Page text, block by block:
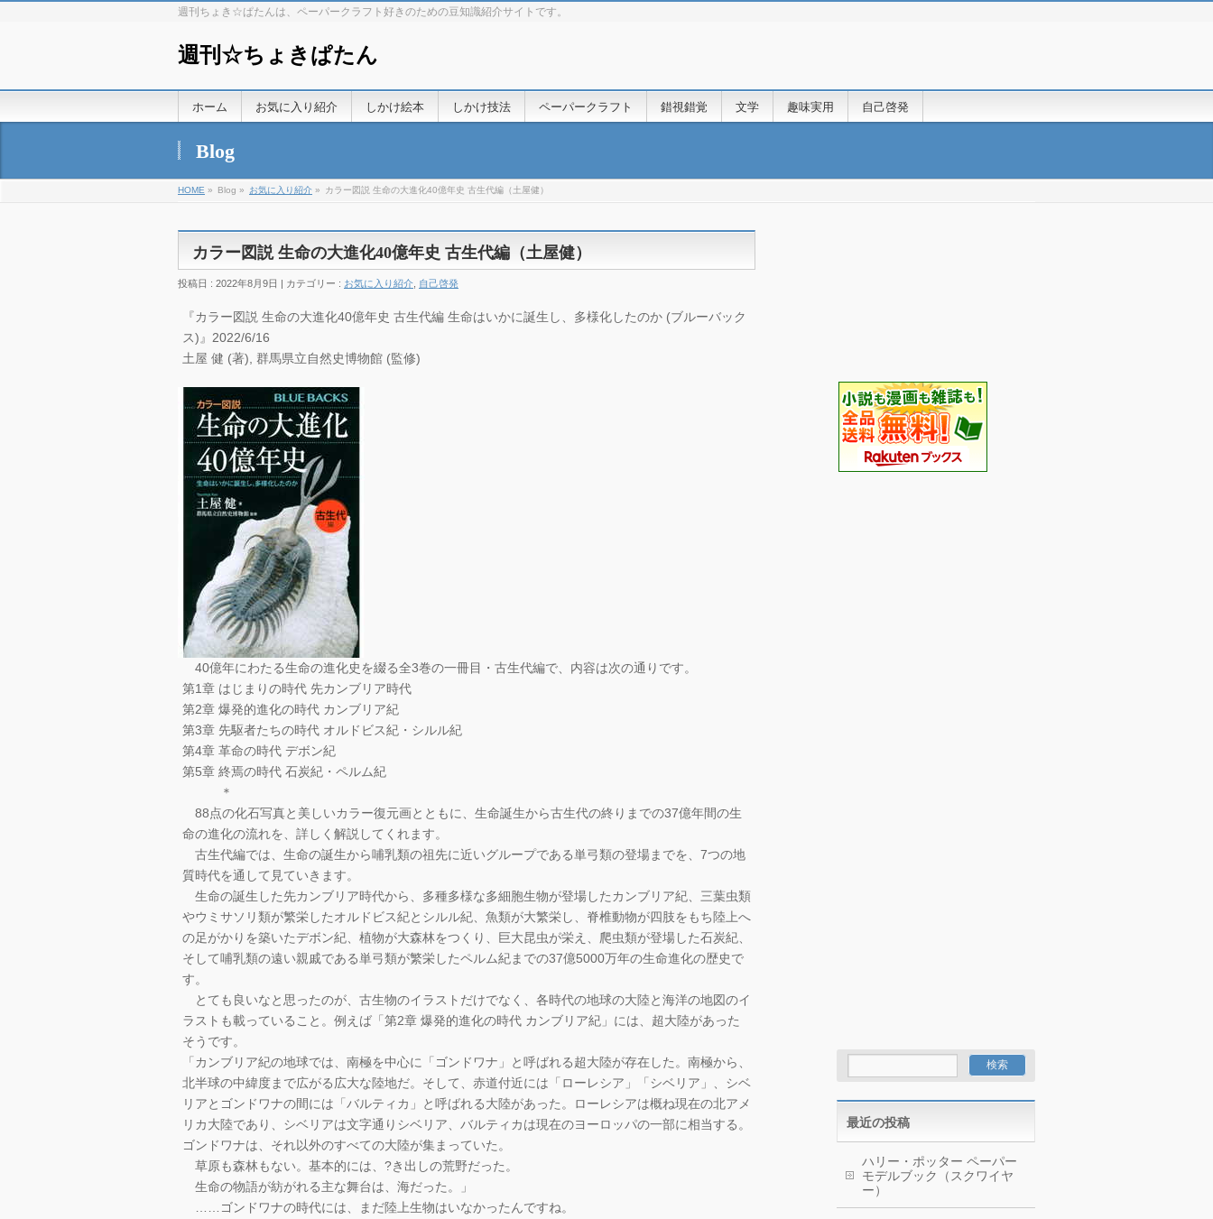
週刊ちょき☆ぱたんは、ペーパークラフト好きのための豆知識紹介サイトです。
週刊☆ちょきぱたん
ホーム お気に入り紹介 しかけ絵本 しかけ技法 ペーパークラフト 錯視錯覚 文学 趣味実用 自己啓発
Blog
HOME » Blog » お気に入り紹介 » カラー図説 生命の大進化40億年史 古生代編（土屋健）
カラー図説 生命の大進化40億年史 古生代編（土屋健）
投稿日 : 2022年8月9日 | カテゴリー : お気に入り紹介 自己啓発
『カラー図説 生命の大進化40億年史 古生代編 生命はいかに誕生し、多様化したのか (ブルーバック
ス)』2022/6/16
土屋 健 (著), 群馬県立自然史博物館 (監修)
40億年にわたる生命の進化史を綴る全3巻の一冊目・古生代編で、内容は次の通りです。
第1章 はじまりの時代 先カンブリア時代
第2章 爆発的進化の時代 カンブリア紀
第3章 先駆者たちの時代 オルドビス紀・シルル紀
第4章 革命の時代 デボン紀
第5章 終焉の時代 石炭紀・ペルム紀
＊
88点の化石写真と美しいカラー復元画とともに、生命誕生から古生代の終りまでの37億年間の生
命の進化の流れを、詳しく解説してくれます。
古生代編では、生命の誕生から哺乳類の祖先に近いグループである単弓類の登場までを、7つの地
質時代を通して見ていきます。
生命の誕生した先カンブリア時代から、多種多様な多細胞生物が登場したカンブリア紀、三葉虫類
やウミサソリ類が繁栄したオルドビス紀とシルル紀、魚類が大繁栄し、脊椎動物が四肢をもち陸上へ
の足がかりを築いたデボン紀、植物が大森林をつくり、巨大昆虫が栄え、爬虫類が登場した石炭紀、
そして哺乳類の遠い親戚である単弓類が繁栄したペルム紀までの37億5000万年の生命進化の歴史で
す。
とても良いなと思ったのが、古生物のイラストだけでなく、各時代の地球の大陸と海洋の地図のイ
ラストも載っていること。例えば「第2章 爆発的進化の時代 カンブリア紀」には、超大陸があった
そうです。
「カンブリア紀の地球では、南極を中心に「ゴンドワナ」と呼ばれる超大陸が存在した。南極から、
北半球の中緯度まで広がる広大な陸地だ。そして、赤道付近には「ローレシア」「シベリア」、シベ
リアとゴンドワナの間には「バルティカ」と呼ばれる大陸があった。ローレシアは概ね現在の北アメ
リカ大陸であり、シベリアは文字通りシベリア、バルティカは現在のヨーロッパの一部に相当する。
ゴンドワナは、それ以外のすべての大陸が集まっていた。
草原も森林もない。基本的には、?き出しの荒野だった。
生命の物語が紡がれる主な舞台は、海だった。」
……ゴンドワナの時代には、まだ陸上生物はいなかったんですね。
最近の投稿
ハリー・ポッター ペーパー
モデルブック（スクワイヤ
ー）